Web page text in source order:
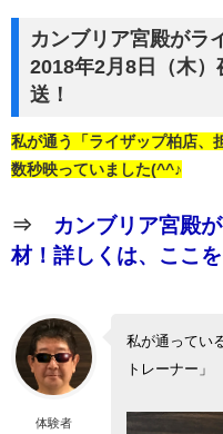
カンブリア宮殿がラ
2018年2月8日（木
送！
私が通う「ライザップ柏店、
数秒映っていました(^^♪
⇒ カンブリア宮殿
材！詳しくは、ここ
体験者
私が通ってい
トレーナー」